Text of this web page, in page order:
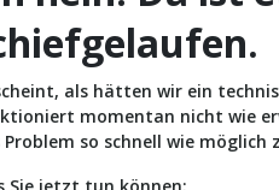
als hätten wir ein
momentan nicht wie
Problem so schnell wie möglich